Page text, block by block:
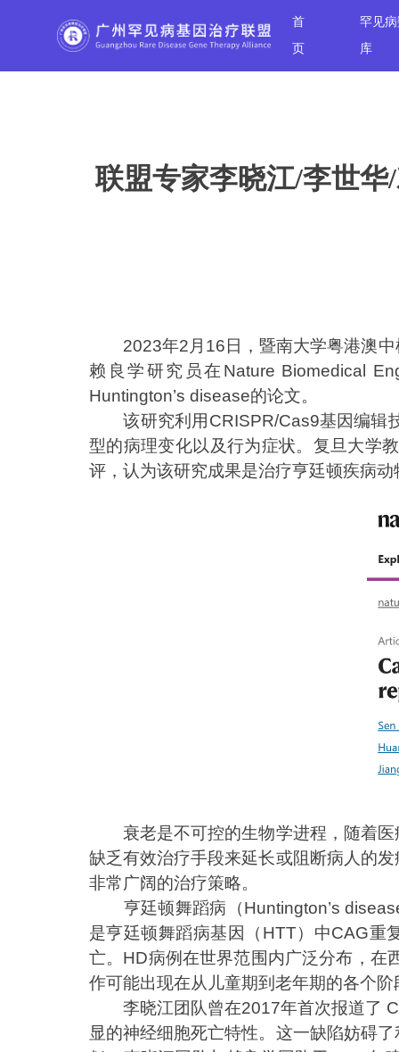
首
页
罕见
库
联盟专家李晓江/李世
2023年2月16日，暨南大学粤港澳
赖良学研究员在Nature Biomedical
Huntington’s disease的论文。
该研究利用CRISPR/Cas9基因编辑
型的病理变化以及行为症状。复旦大学
评，认为该研究成果是治疗亨廷顿疾病
衰老是不可控的生物学进程，随着
缺乏有效治疗手段来延长或阻断病人的
非常广阔的治疗策略。
亨廷顿舞蹈病（Huntington’s
是亨廷顿舞蹈病基因（HTT）中CAG重
亡。HD病例在世界范围内广泛分布，在
作可能出现在从儿童期到老年期的各个
李晓江团队曾在2017年首次报道了
显的神经细胞死亡特性。这一缺陷妨碍